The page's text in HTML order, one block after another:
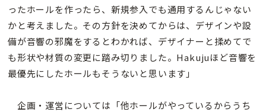
ったホールを作ったら、新規参入でも通用するんじゃない
かと考えました。その方針を決めてからは、デザインや設
備が音響の邪魔をするとわかれば、デザイナーと揉めてで
も形状や材質の変更に踏み切りました。Hakujuほど音響を
最優先にしたホールもそうないと思います」
企画・運営については「他ホールがやっているからうち